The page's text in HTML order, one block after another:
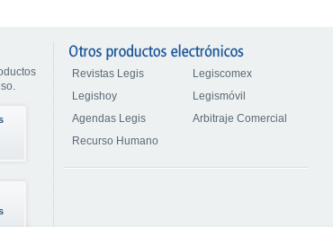
Revistas Legis
Legiscomex
Legishoy
Legismóvil
Agendas Legis
Arbitraje Comercial
Recurso Humano